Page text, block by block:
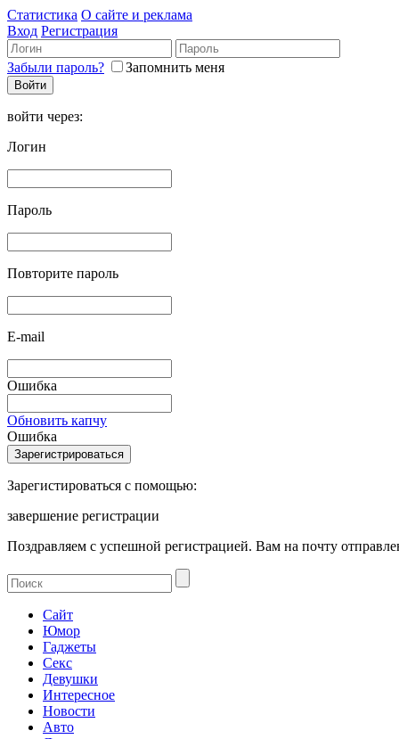
Статистика О сайте и реклама
Вход Регистрация
Забыли пароль? Запомнить меня
войти через:
Логин
Пароль
Повторите пароль
E-mail
Ошибка
Обновить капчу
Ошибка
Зарегистироваться с помощью:
завершение регистрации
Поздравляем с успешной регистрацией. Вам на почту
Сайт
Юмор
Гаджеты
Секс
Девушки
Интересное
Новости
Авто